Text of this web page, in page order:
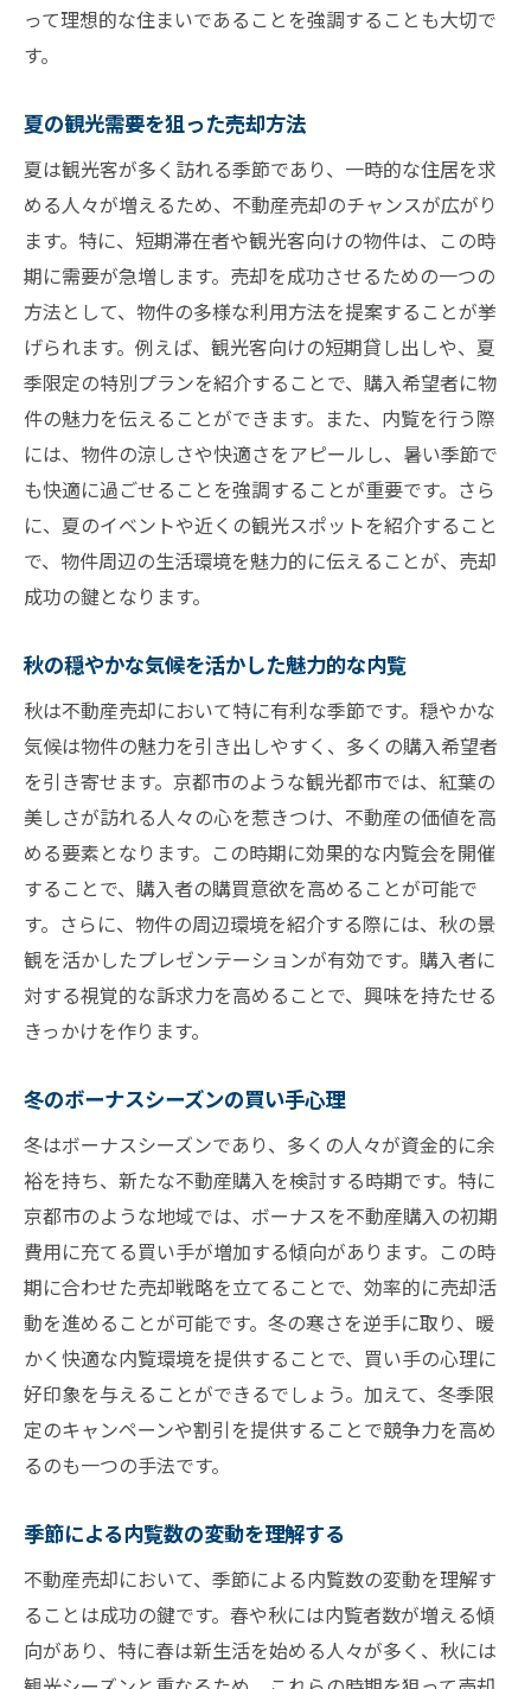
って理想的な住まいであることを強調することも大切で
す。
夏の観光需要を狙った売却方法
夏は観光客が多く訪れる季節であり、一時的な住居を求
める人々が増えるため、不動産売却のチャンスが広がり
ます。特に、短期滞在者や観光客向けの物件は、この時
期に需要が急増します。売却を成功させるための一つの
方法として、物件の多様な利用方法を提案することが挙
げられます。例えば、観光客向けの短期貸し出しや、夏
季限定の特別プランを紹介することで、購入希望者に物
件の魅力を伝えることができます。また、内覧を行う際
には、物件の涼しさや快適さをアピールし、暑い季節で
も快適に過ごせることを強調することが重要です。さら
に、夏のイベントや近くの観光スポットを紹介すること
で、物件周辺の生活環境を魅力的に伝えることが、売却
成功の鍵となります。
秋の穏やかな気候を活かした魅力的な内覧
秋は不動産売却において特に有利な季節です。穏やかな
気候は物件の魅力を引き出しやすく、多くの購入希望者
を引き寄せます。京都市のような観光都市では、紅葉の
美しさが訪れる人々の心を惹きつけ、不動産の価値を高
める要素となります。この時期に効果的な内覧会を開催
することで、購入者の購買意欲を高めることが可能で
す。さらに、物件の周辺環境を紹介する際には、秋の景
観を活かしたプレゼンテーションが有効です。購入者に
対する視覚的な訴求力を高めることで、興味を持たせる
きっかけを作ります。
冬のボーナスシーズンの買い手心理
冬はボーナスシーズンであり、多くの人々が資金的に余
裕を持ち、新たな不動産購入を検討する時期です。特に
京都市のような地域では、ボーナスを不動産購入の初期
費用に充てる買い手が増加する傾向があります。この時
期に合わせた売却戦略を立てることで、効率的に売却活
動を進めることが可能です。冬の寒さを逆手に取り、暖
かく快適な内覧環境を提供することで、買い手の心理に
好印象を与えることができるでしょう。加えて、冬季限
定のキャンペーンや割引を提供することで競争力を高め
るのも一つの手法です。
季節による内覧数の変動を理解する
不動産売却において、季節による内覧数の変動を理解す
ることは成功の鍵です。春や秋には内覧者数が増える傾
向があり、特に春は新生活を始める人々が多く、秋には